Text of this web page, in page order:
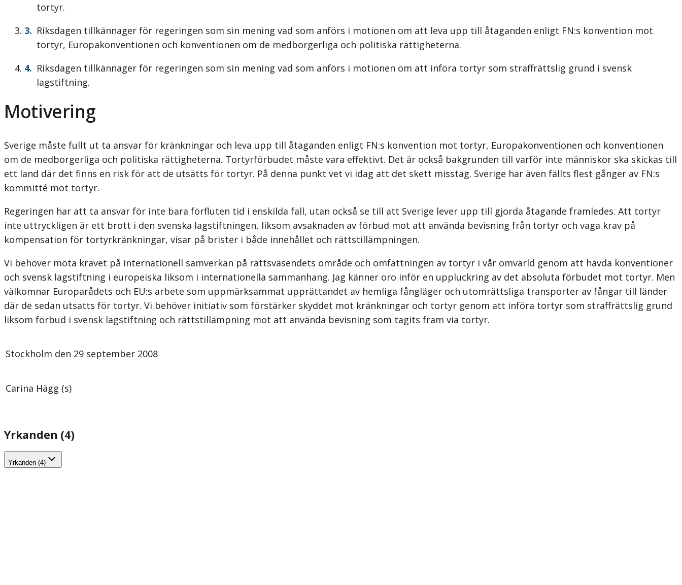
tortyr.
Riksdagen tillkännager för regeringen som sin mening vad som anförs i motionen om att leva upp till åtaganden enligt FN:s konvention mot
tortyr, Europakonventionen och konventionen om de medborgerliga och politiska rättigheterna.
Riksdagen tillkännager för regeringen som sin mening vad som anförs i motionen om att införa tortyr som straffrättslig grund i svensk
lagstiftning.
Motivering
Sverige måste fullt ut ta ansvar för kränkningar och leva upp till åtaganden enligt FN:s konvention mot tortyr, Europakonventionen och konventionen
om de medborgerliga och politiska rättigheterna. Tortyrförbudet måste vara effektivt. Det är också bakgrunden till varför inte människor ska skickas till
ett land där det finns en risk för att de utsätts för tortyr. På denna punkt vet vi idag att det skett misstag. Sverige har även fällts flest gånger av FN:s
kommitté mot tortyr.
Regeringen har att ta ansvar för inte bara förfluten tid i enskilda fall, utan också se till att Sverige lever upp till gjorda åtagande framledes. Att tortyr
inte uttryckligen är ett brott i den svenska lagstiftningen, liksom avsaknaden av förbud mot att använda bevisning från tortyr och vaga krav på
kompensation för tortyrkränkningar, visar på brister i både innehållet och rättstillämpningen.
Vi behöver möta kravet på internationell samverkan på rättsväsendets område och omfattningen av tortyr i vår omvärld genom att hävda konventioner
och svensk lagstiftning i europeiska liksom i internationella sammanhang. Jag känner oro inför en uppluckring av det absoluta förbudet mot tortyr. Men
välkomnar Europarådets och EU:s arbete som uppmärksammat upprättandet av hemliga fångläger och utomrättsliga transporter av fångar till länder
där de sedan utsatts för tortyr. Vi behöver initiativ som förstärker skyddet mot kränkningar och tortyr genom att införa tortyr som straffrättslig grund
liksom förbud i svensk lagstiftning och rättstillämpning mot att använda bevisning som tagits fram via tortyr.
Stockholm den 29 september 2008
Carina Hägg (s)
Yrkanden (4)
Yrkanden (4)